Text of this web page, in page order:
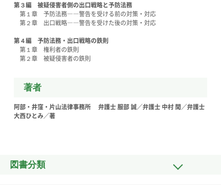
第３編 被疑侵害者側の出口戦略と予防法務
第１章 予防法務――警告を受ける前の対策・対応
第２章 出口戦略――警告を受けた後の対策・対応
第４編 予防法務・出口戦略の鉄則
第１章 権利者の鉄則
第２章 被疑侵害者の鉄則
著者
阿部・井窪・片山法律事務所 弁護士 服部 誠／弁護士 中村 閑／弁護士
大西ひとみ／著
図書分類